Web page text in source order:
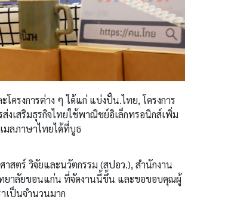
ครงการต่าง ๆ ได้แก่ แบ่งปั๋น.ไทย, โครงการ
งเสริมธุรกิจไทยใช้พาณิชย์อิเล็กทรอนิกส์เพิ่ม
มลภาษาไทยได้ที่บูธ
สตร์ วิจัยและนวัตกรรม (สปอว.), สำนักงาน
ยาลัยขอนแก่น ที่จัดงานนี้ขึ้น และขอขอบคุณผู้
เป็นจำนวนมาก